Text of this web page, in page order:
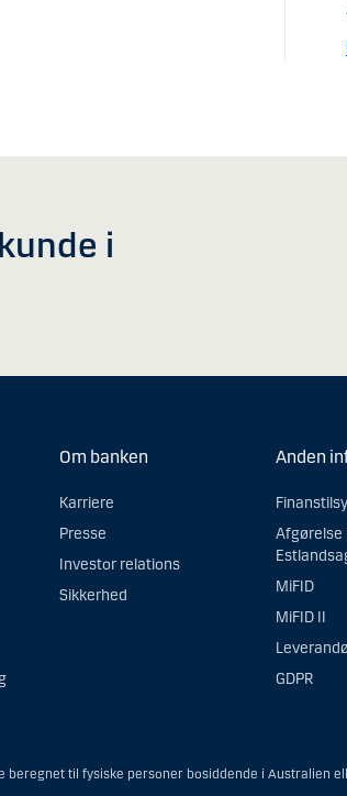
i
Om banken
Karriere
Presse
Investor relations
Sikkerhed
Anden
Afgørelse
MiFID
MiFID II
GDPR
beregnet til fysiske personer bosiddende i